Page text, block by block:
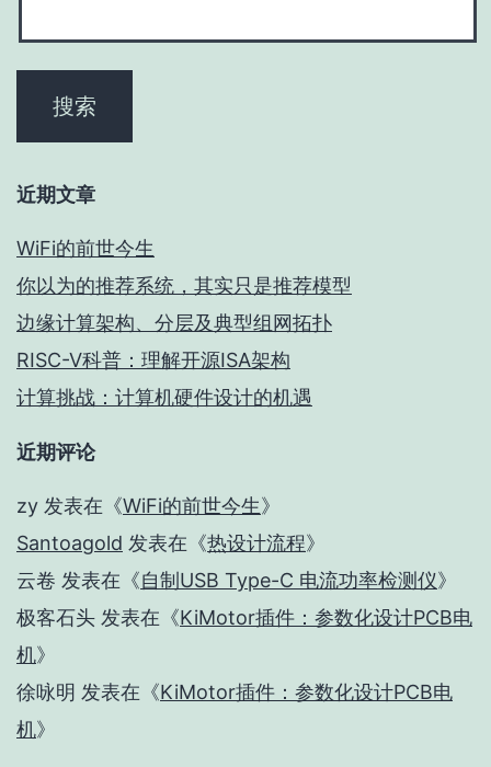
近期文章
WiFi的前世今生
你以为的推荐系统，其实只是推荐模型
边缘计算架构、分层及典型组网拓扑
RISC-V科普：理解开源ISA架构
计算挑战：计算机硬件设计的机遇
近期评论
zy 发表在《WiFi的前世今生》
Santoagold 发表在《热设计流程》
云卷 发表在《自制USB Type-C 电流功率检测仪》
极客石头 发表在《KiMotor插件：参数化设计PCB电
机》
徐咏明 发表在《KiMotor插件：参数化设计PCB电
机》